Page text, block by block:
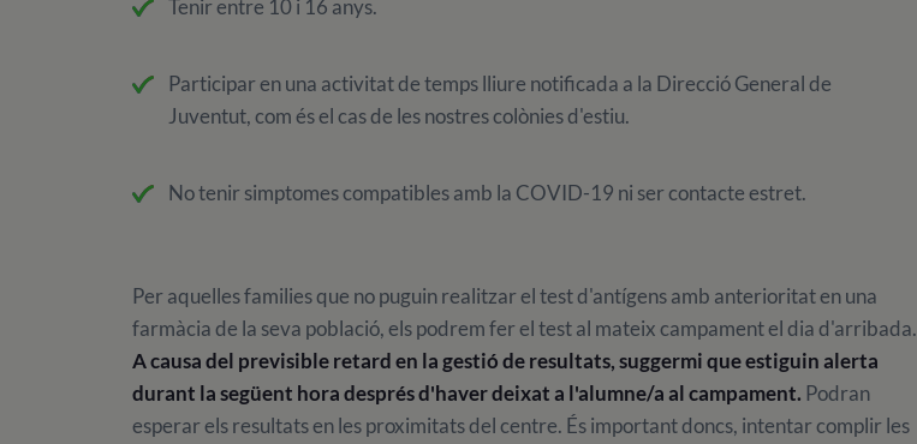
Tenir entre 10 i 16 anys.
Participar en una activitat de temps lliure notificada a la Direcció General de
Juventut, com és el cas de les nostres colònies d'estiu.
No tenir simptomes compatibles amb la COVID-19 ni ser contacte estret.
Per aquelles families que no puguin realitzar el test d'antígens amb anterioritat en una
farmàcia de la seva població, els podrem fer el test al mateix campament el dia d'arribada.
A causa del previsible retard en la gestió de resultats, suggermi que estiguin alerta
durant la següent hora després d'haver deixat a l'alumne/a al campament. Podran
esperar els resultats en les proximitats del centre. És important doncs, intentar complir les